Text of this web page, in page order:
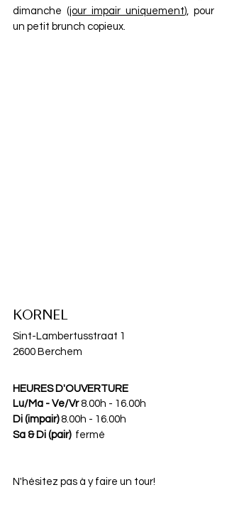
dimanche (jour impair uniquement), pour
un petit brunch copieux.
KORNEL
Sint-Lambertusstraat 1
2600 Berchem
HEURES D'OUVERTURE
Lu/Ma - Ve/Vr 8.00h - 16.00h
Di (impair) 8.00h - 16.00h
Sa & Di (pair) fermé
N'hésitez pas à y faire un tour!